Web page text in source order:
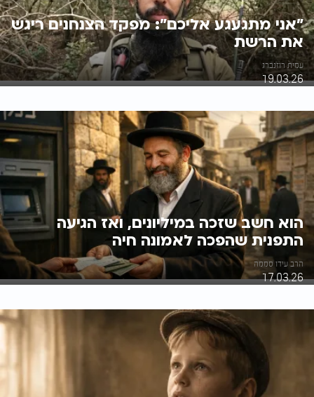
"אני מתגעגע אליכם": מפקד הצנחנים ריגש
את הרשת
עמית רוזנברג
19.03.26
הוא חשב שזכה במיליונים, ואז הגיעה
התפנית שהפכה לאמונה חיה
הרב עידו סממה
17.03.26